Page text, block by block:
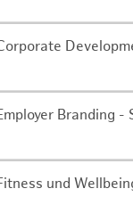
Branding -
und